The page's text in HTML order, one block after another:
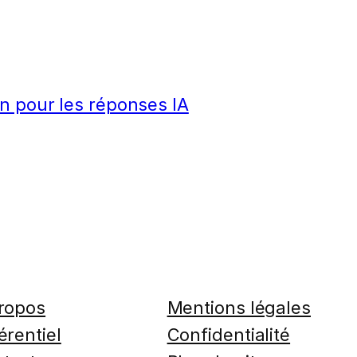
pour les réponses IA
Mentions légales
Confidentialité